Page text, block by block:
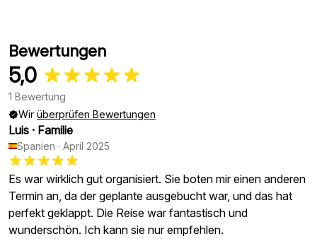
Bewertungen
5,0
1 Bewertung
Wir überprüfen Bewertungen
Luis · Familie
Spanien · April 2025
Es war wirklich gut organisiert. Sie boten mir einen anderen
Termin an, da der geplante ausgebucht war, und das hat
perfekt geklappt. Die Reise war fantastisch und
wunderschön. Ich kann sie nur empfehlen.